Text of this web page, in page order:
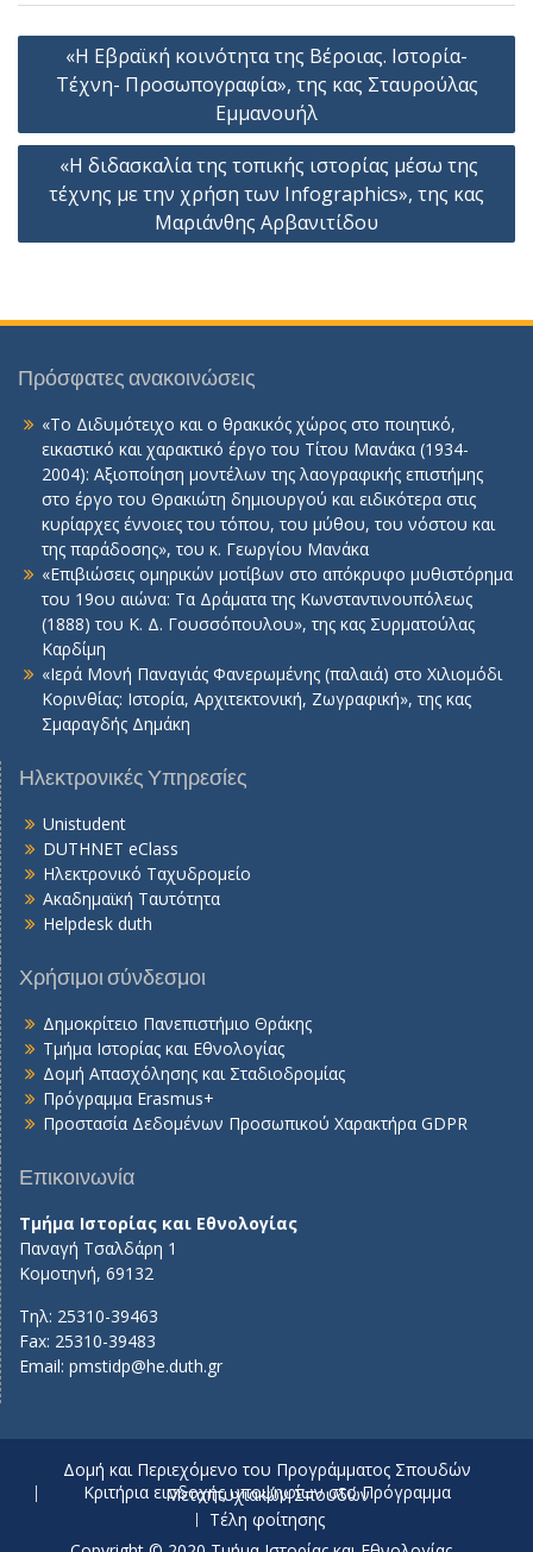
Πλοήγηση
άρθρων
«Η Εβραϊκή κοινότητα της Βέροιας. Ιστορία-
Τέχνη- Προσωπογραφία», της κας Σταυρούλας
Εμμανουήλ
«Η διδασκαλία της τοπικής ιστορίας μέσω της
τέχνης με την χρήση των Infographics», της κας
Μαριάνθης Αρβανιτίδου
Πρόσφατες ανακοινώσεις
«Το Διδυμότειχο και ο θρακικός χώρος στο ποιητικό,
εικαστικό και χαρακτικό έργο του Τίτου Μανάκα (1934-
2004): Αξιοποίηση μοντέλων της λαογραφικής επιστήμης
στο έργο του Θρακιώτη δημιουργού και ειδικότερα στις
κυρίαρχες έννοιες του τόπου, του μύθου, του νόστου και
της παράδοσης», του κ. Γεωργίου Μανάκα
«Επιβιώσεις ομηρικών μοτίβων στο απόκρυφο μυθιστόρημα
του 19ου αιώνα: Τα Δράματα της Κωνσταντινουπόλεως
(1888) του Κ. Δ. Γουσσόπουλου», της κας Συρματούλας
Καρδίμη
«Ιερά Μονή Παναγιάς Φανερωμένης (παλαιά) στο Χιλιομόδι
Κορινθίας: Ιστορία, Αρχιτεκτονική, Ζωγραφική», της κας
Σμαραγδής Δημάκη
Ηλεκτρονικές Υπηρεσίες
Unistudent
DUTHNET eClass
Ηλεκτρονικό Ταχυδρομείο
Ακαδημαϊκή Ταυτότητα
Helpdesk duth
Χρήσιμοι σύνδεσμοι
Δημοκρίτειο Πανεπιστήμιο Θράκης
Τμήμα Ιστορίας και Εθνολογίας
Δομή Απασχόλησης και Σταδιοδρομίας
Πρόγραμμα Erasmus+
Προστασία Δεδομένων Προσωπικού Χαρακτήρα GDPR
Επικοινωνία
Τμήμα Ιστορίας και Εθνολογίας
Παναγή Τσαλδάρη 1
Κομοτηνή, 69132
Τηλ: 25310-39463
Fax: 25310-39483
Email: pmstidp@he.duth.gr
Δομή και Περιεχόμενο του Προγράμματος Σπουδών
Κριτήρια εισδοχής υποψηφίων στο Πρόγραμμα Μεταπτυχιακών Σπουδών
Τέλη φοίτησης